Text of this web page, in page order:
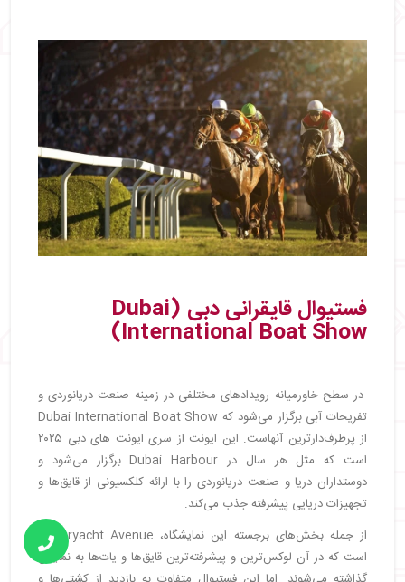
فستیوال قایقرانی دبی (Dubai
International Boat Show)
در سطح خاورمیانه رویدادهای مختلفی در زمینه صنعت دریانوردی و
تفریحات آبی برگزار می‌شود که Dubai International Boat Show
از پرطرف‌دارترین آنهاست. این ایونت از سری ایونت های دبی ۲۰۲۵
است که مثل هر سال در Dubai Harbour برگزار می‌شود و
دوستداران دریا و صنعت دریانوردی را با ارائه کلکسیونی از قایق‌ها و
تجهیزات دریایی پیشرفته جذب می‌کند.
از جمله بخش‌های برجسته این نمایشگاه، Superyacht Avenue
است که در آن لوکس‌ترین و پیشرفته‌ترین قایق‌ها و یات‌ها به نمایش